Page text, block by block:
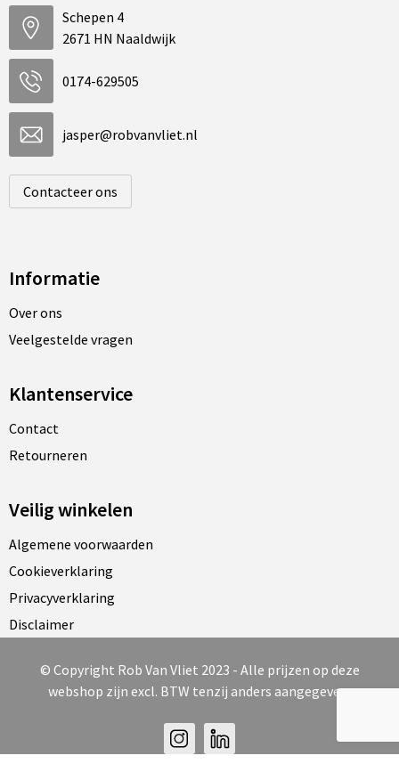
Schepen 4
2671 HN Naaldwijk
0174-629505
jasper@robvanvliet.nl
Contacteer ons
Informatie
Over ons
Veelgestelde vragen
Klantenservice
Contact
Retourneren
Veilig winkelen
Algemene voorwaarden
Cookieverklaring
Privacyverklaring
Disclaimer
© Copyright Rob Van Vliet 2023 - Alle prijzen op deze
webshop zijn excl. BTW tenzij anders aangegeven.